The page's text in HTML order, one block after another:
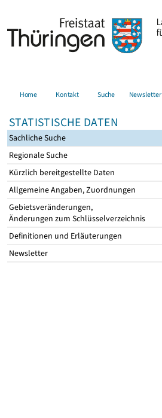
Home Kontakt Suche Newsletter
STATISTISCHE DATEN
Sachliche Suche
Regionale Suche
Kürzlich bereitgestellte Daten
Allgemeine Angaben, Zuordnungen
Gebietsveränderungen,
Änderungen zum Schlüsselverzeichnis
Definitionen und Erläuterungen
Newsletter